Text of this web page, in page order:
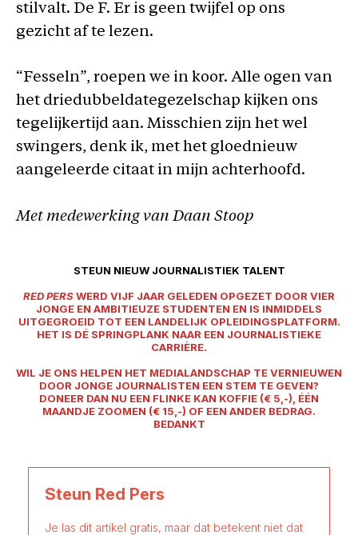
stilvalt. De F. Er is geen twijfel op ons
gezicht af te lezen.
“Fesseln”, roepen we in koor. Alle ogen van
het driedubbeldategezelschap kijken ons
tegelijkertijd aan. Misschien zijn het wel
swingers, denk ik, met het gloednieuw
aangeleerde citaat in mijn achterhoofd.
Met medewerking van Daan Stoop
STEUN NIEUW JOURNALISTIEK TALENT
RED PERSWERD VIJF JAAR GELEDEN OPGEZET DOOR VIER
JONGE EN AMBITIEUZE STUDENTEN EN IS INMIDDELS
UITGEGROEID TOT EEN LANDELIJK OPLEIDINGSPLATFORM.
HET IS DÉ SPRINGPLANK NAAR EEN JOURNALISTIEKE
CARRIÈRE.
WIL JE ONS HELPEN HET MEDIALANDSCHAP TE VERNIEUWEN
DOOR JONGE JOURNALISTEN EEN STEM TE GEVEN?
DONEER DAN NU EEN FLINKE KAN KOFFIE (€ 5,-), ÉÉN
MAANDJE ZOOMEN (€ 15,-) OF EEN ANDER BEDRAG.
BEDANKT
Steun Red Pers
Je las dit artikel gratis, maar dat betekent niet dat